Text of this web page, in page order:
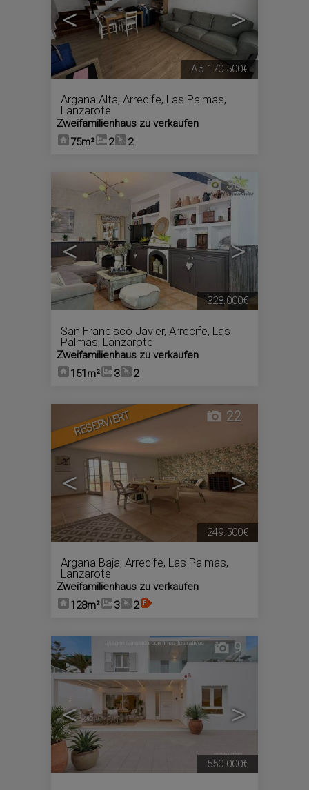
< >
Argana Alta, Arrecife, Las Palmas,
Lanzarote
Zweifamilienhaus zu verkaufen
75m²
2 2
Ab 170.500€
< >
38
San Francisco Javier, Arrecife, Las
Palmas, Lanzarote
Zweifamilienhaus zu verkaufen
151m²
3 2
328.000€
RESERVIERT
< >
22
Argana Baja, Arrecife, Las Palmas,
Lanzarote
Zweifamilienhaus zu verkaufen
128m²
3 2
249.500€
< >
9
550.000€